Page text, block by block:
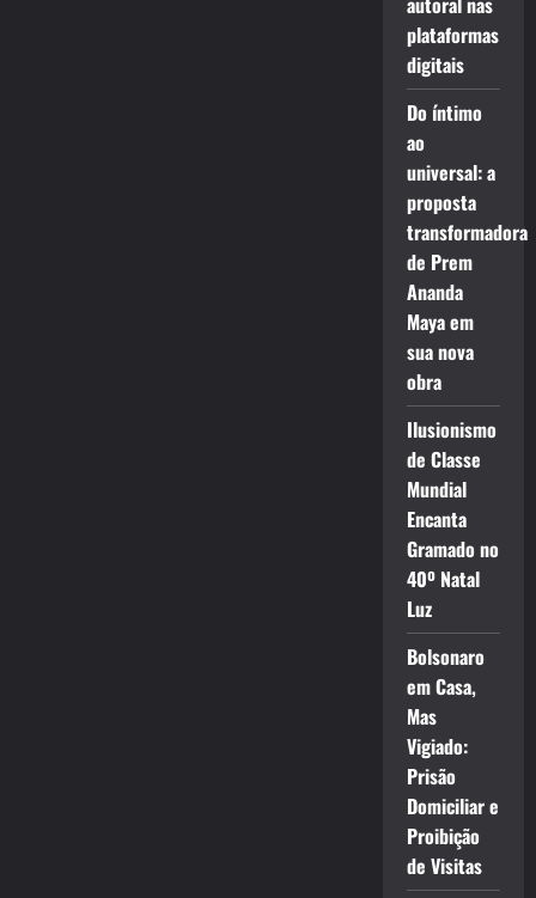
plataformas
digitais
Do íntimo
ao
universal: a
proposta
transformadora
de Prem
Ananda
Maya em
sua nova
obra
Ilusionismo
de Classe
Mundial
Encanta
Gramado no
40º Natal
Luz
Bolsonaro
em Casa,
Mas
Vigiado:
Prisão
Domiciliar e
Proibição
de Visitas